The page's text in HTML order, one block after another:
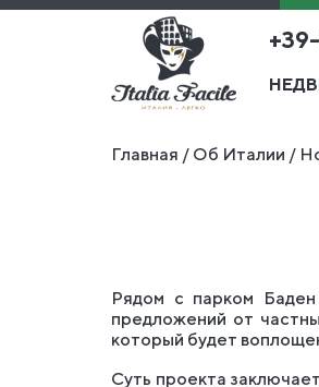
Главная / Об Италии /
Рядом с парком
предложений от
который будет
Суть проекта